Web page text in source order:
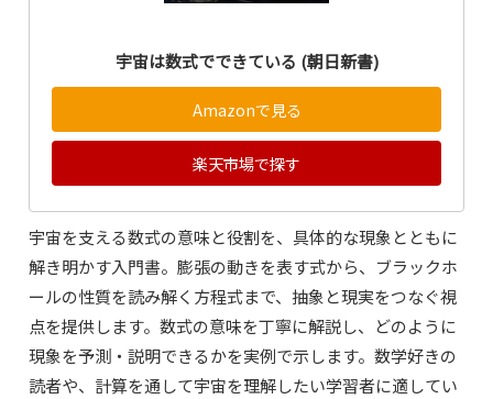
宇宙は数式でできている (朝日新書)
Amazonで見る
楽天市場で探す
宇宙を支える数式の意味と役割を、具体的な現象とともに
解き明かす入門書。膨張の動きを表す式から、ブラックホ
ールの性質を読み解く方程式まで、抽象と現実をつなぐ視
点を提供します。数式の意味を丁寧に解説し、どのように
現象を予測・説明できるかを実例で示します。数学好きの
読者や、計算を通して宇宙を理解したい学習者に適してい